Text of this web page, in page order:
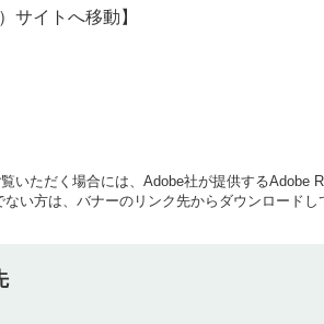
サイトへ移動】
いただく場合には、Adobe社が提供するAdobe
い方は、バナーのリンク先からダウンロードし